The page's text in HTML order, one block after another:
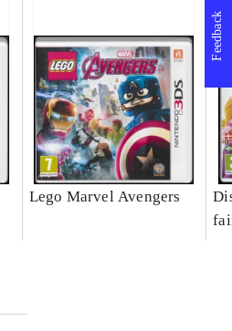
Lego Marvel Avengers
Feedback